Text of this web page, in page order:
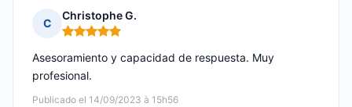
C
Christophe G.
Nota: 5 de 5
Publicado el 14/09/2023 à 15h56
Asesoramiento y capacidad de respuesta. Muy
profesional.